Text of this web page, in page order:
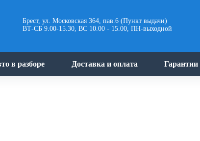
Брест, ул. Московская 364, пав.6 (Пункт выдачи)
ВТ-СБ 9.00-15.30, ВС 10.00 - 15.00, ПН-выходной
в разборе Доставка и оплата Гарантии